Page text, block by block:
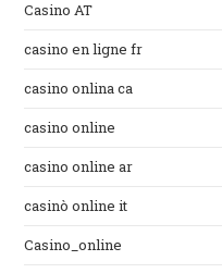
Casino AT
casino en ligne fr
casino onlina ca
casino online
casino online ar
casinò online it
Casino_online